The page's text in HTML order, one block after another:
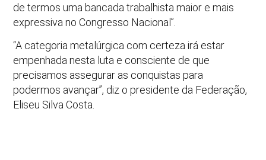
de termos uma bancada trabalhista maior e mais
expressiva no Congresso Nacional”.
“A categoria metalúrgica com certeza irá estar
empenhada nesta luta e consciente de que
precisamos assegurar as conquistas para
podermos avançar”, diz o presidente da Federação,
Eliseu Silva Costa.